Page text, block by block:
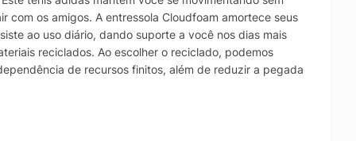
com os amigos. A entressola Cloudfoam amortece seus
ao uso diário, dando suporte a você nos dias mais
reciclados. Ao escolher o reciclado, podemos
de recursos finitos, além de reduzir a pegada